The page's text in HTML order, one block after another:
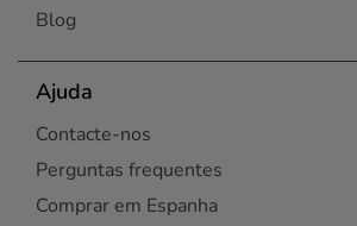
Blog
Ajuda
Contacte-nos
Perguntas frequentes
Comprar em Espanha